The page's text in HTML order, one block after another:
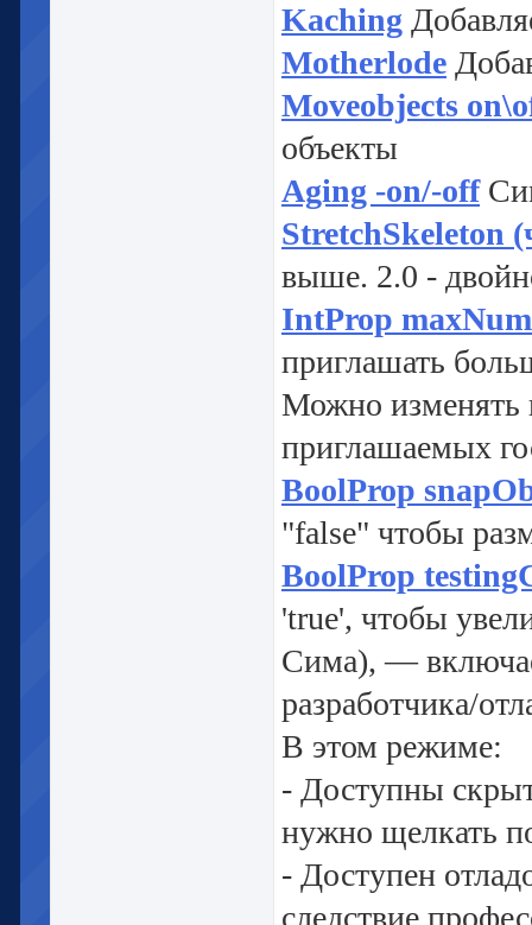
Kaching
Motherlode
Moveobjects
объекты
Aging -on/-off
StretchSkeleton
выше. 2.0 -
IntProp
приглашать
Можно изменять
приглашаемых
BoolProp
"false" чтобы
BoolProp
'true', чтобы
Сима), —
разработчика/
В этом режиме:
- Доступны
нужно щелкать
- Доступен
следствие